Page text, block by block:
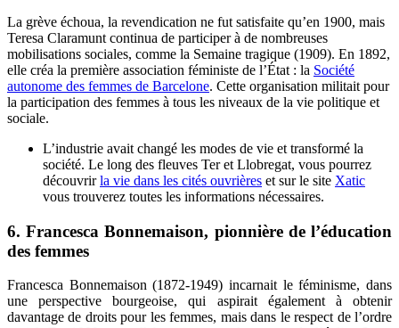
La grève échoua, la revendication ne fut satisfaite qu’en 1900, mais
Teresa Claramunt continua de participer à de nombreuses
mobilisations sociales, comme la Semaine tragique (1909). En 1892,
elle créa la première association féministe de l’État : la Société
autonome des femmes de Barcelone. Cette organisation militait pour
la participation des femmes à tous les niveaux de la vie politique et
sociale.
L’industrie avait changé les modes de vie et transformé la
société. Le long des fleuves Ter et Llobregat, vous pourrez
découvrirla vie dans les cités ouvrières et sur le site Xatic
vous trouverez toutes les informations nécessaires.
6.Francesca Bonnemaison, pionnière de l’éducation
des femmes
Francesca Bonnemaison (1872-1949) incarnait le féminisme, dans
une perspective bourgeoise, qui aspirait également à obtenir
davantage de droits pour les femmes, mais dans le respect de l’ordre